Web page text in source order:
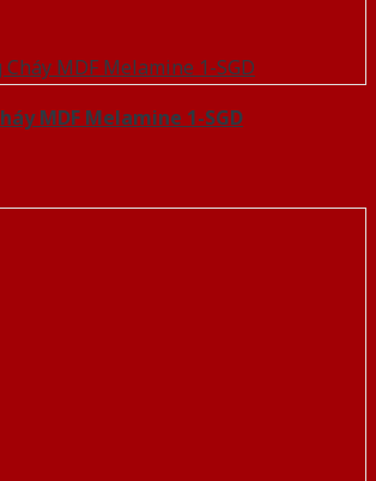
MDF Melamine 1-SGD